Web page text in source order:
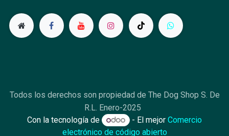
Todos los derechos son propiedad de The Dog Shop S. De
R.L. Enero-2025
Con la tecnología de
- El mejor Comercio
electrónico de código abierto